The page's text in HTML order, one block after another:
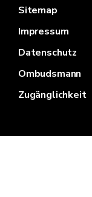
Sitemap
Impressum
Datenschutz
Ombudsmann
Zugänglichkeit